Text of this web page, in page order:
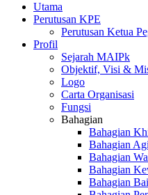
Utama
Perutusan KPE
Perutusan Ketua
Profil
Sejarah MAIPk
Objektif, Visi &
Logo
Carta Organisasi
Fungsi
Bahagian
Bahagian
Bahagian
Bahagian
Bahagian
Bahagian